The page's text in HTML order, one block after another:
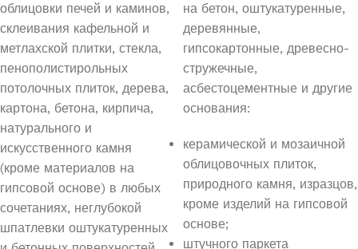
облицовки печей и каминов,
склеивания кафельной и
метлахской плитки, стекла,
пенополистирольных
потолочных плиток, дерева,
картона, бетона, кирпича,
натурального и
искусственного камня
(кроме материалов на
гипсовой основе) в любых
сочетаниях, неглубокой
шпатлевки оштукатуренных
на бетон, оштукатуренные,
деревянные,
гипсокартонные, древесно-
стружечные,
асбестоцементные и другие
основания:
керамической и мозаичной
облицовочных плиток,
природного камня, изразцов,
кроме изделий на гипсовой
основе;
штучного паркета